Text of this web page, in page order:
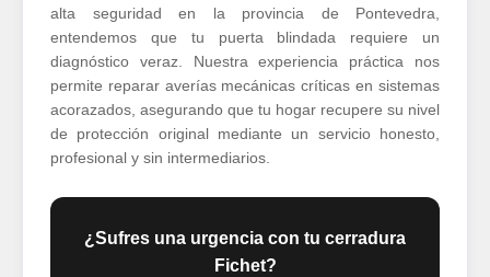
alta seguridad en la provincia de Pontevedra,
entendemos que tu puerta blindada requiere un
diagnóstico veraz. Nuestra experiencia práctica nos
permite reparar averías mecánicas críticas en sistemas
acorazados, asegurando que tu hogar recupere su nivel
de protección original mediante un servicio honesto,
profesional y sin intermediarios.
¿Sufres una urgencia con tu cerradura
Fichet?